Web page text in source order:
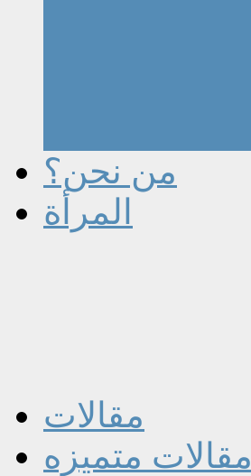
من نحن؟
المرأة
مقالات
مقالات متميزه